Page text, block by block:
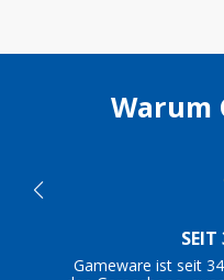
Warum
SEIT
Gameware ist seit